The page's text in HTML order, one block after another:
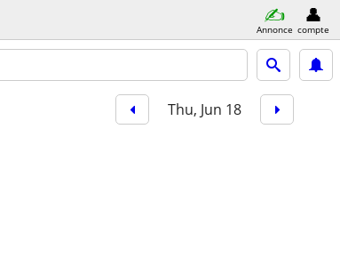
Annonce compte
Thu, Jun 18